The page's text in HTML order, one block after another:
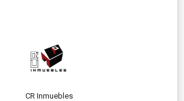
CR Inmuebles